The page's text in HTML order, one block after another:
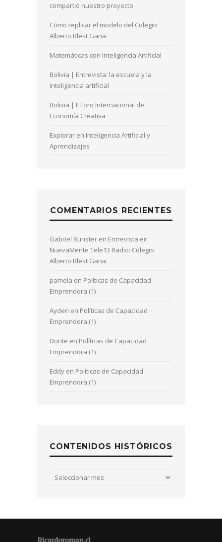
compartió nuestro proyecto
Cómo replicar el modelo del Colegio
Alberto Blest Gana
Matemáticas con Inteligencia Artificial
Bolivia | Entrevista: la escuela y la
inteligencia artificial
Bolivia | II Foro Internacional de
Economía Creativa
Explorar en Inteligencia Artificial y
Aprendizajes
COMENTARIOS RECIENTES
Gabriel Bunster en Entrevista en
NuevaMente Tele13 Radio: Colegio
Alberto Blest Gana
pamela en Políticas de Capacidad
Emprendora (1)
Ayden en Políticas de Capacidad
Emprendora (1)
Donte en Políticas de Capacidad
Emprendora (1)
Eddy en Políticas de Capacidad
Emprendora (1)
CONTENIDOS HISTÓRICOS
Contenidos